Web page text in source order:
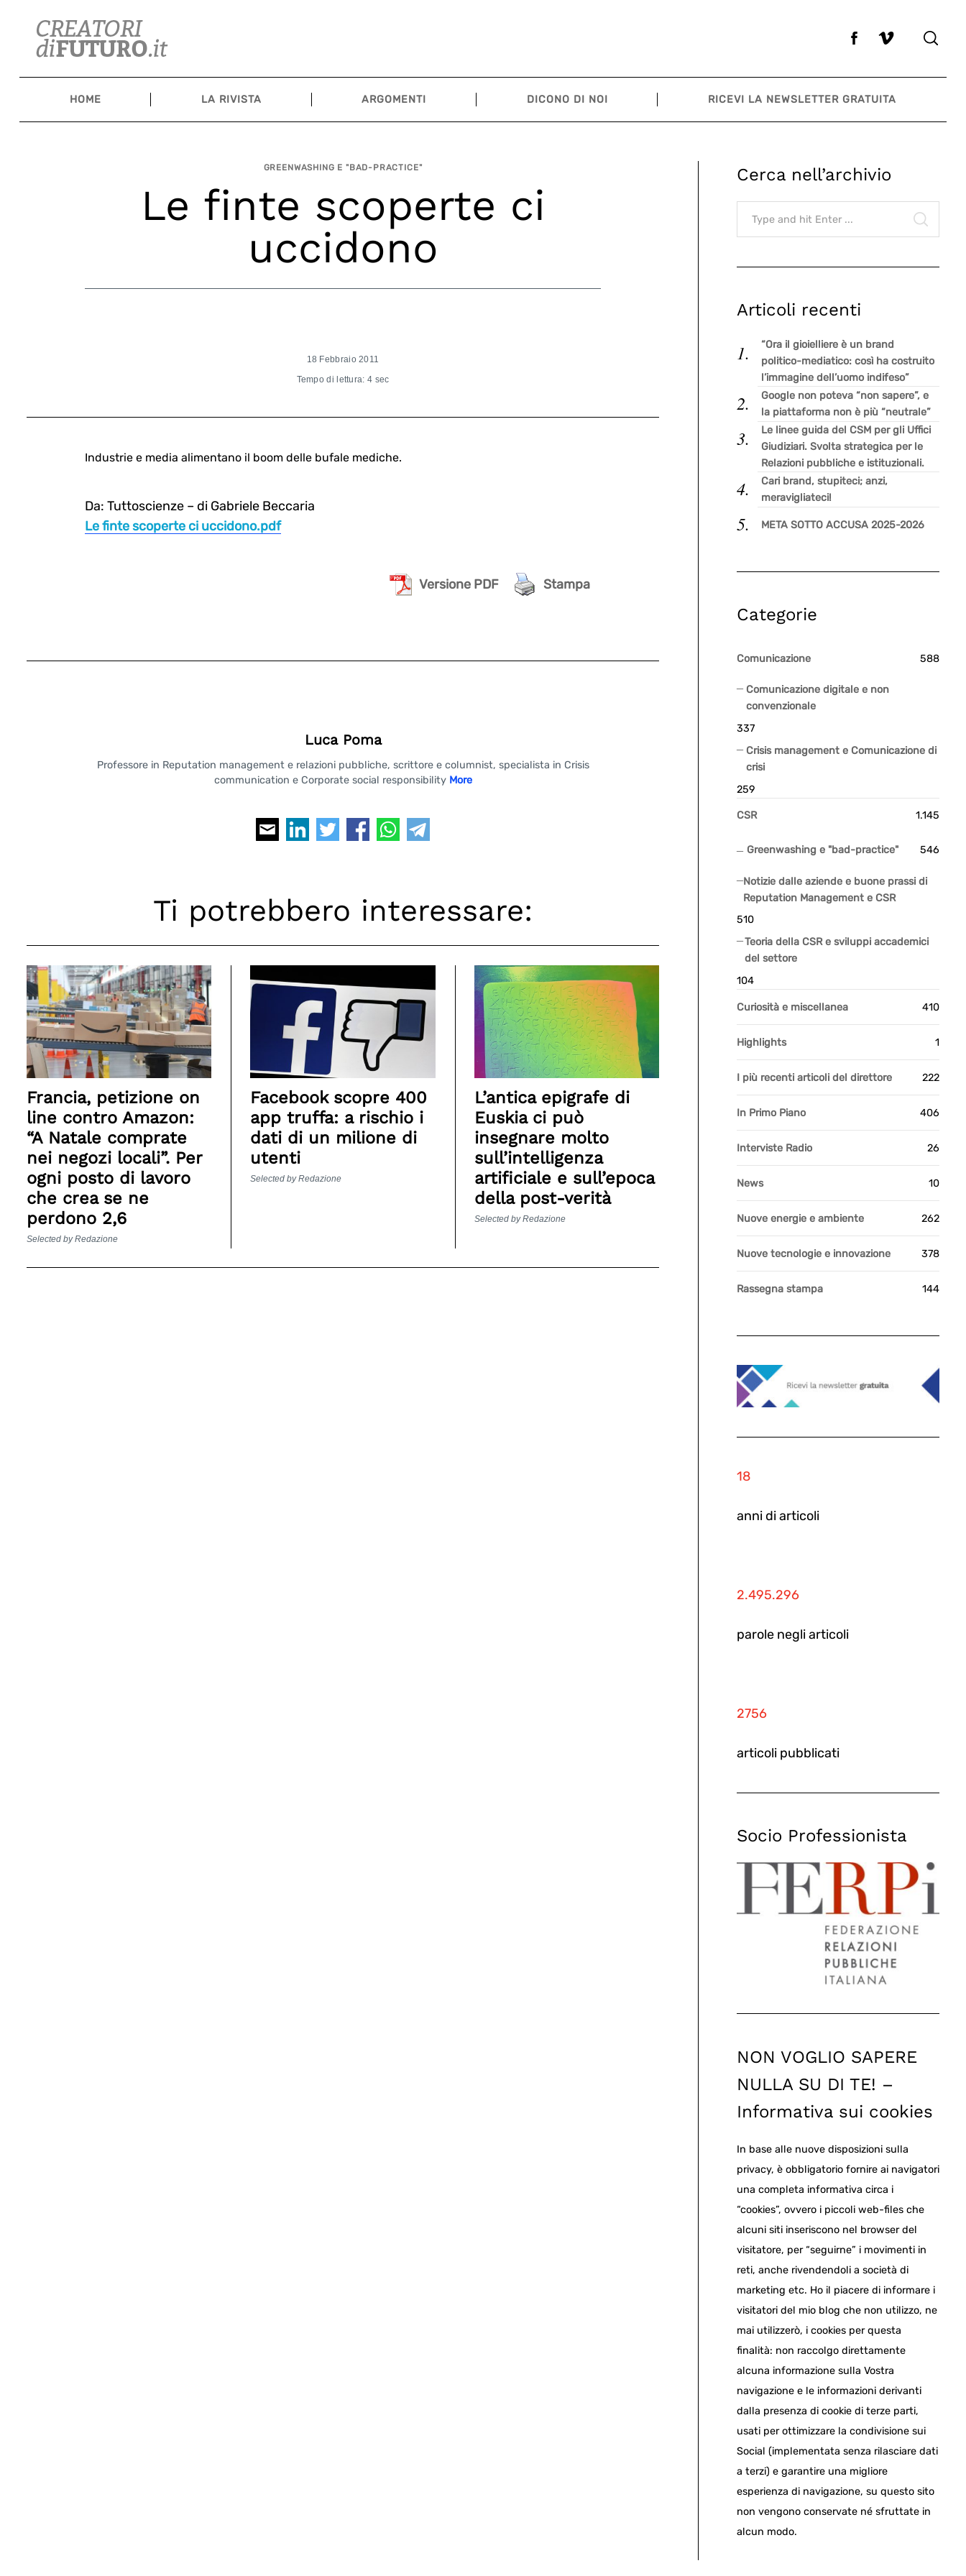
content
HOME LA RIVISTA ARGOMENTI DICONO DI NOI RICEVI LA NEWSLETTER GRATUITA
GREENWASHING E "BAD-PRACTICE"
Le finte scoperte ci
uccidono
18 Febbraio 2011
Tempo di lettura: 4 sec
Industrie e media alimentano il boom delle bufale mediche.
Da: Tuttoscienze – di Gabriele Beccaria
Le finte scoperte ci uccidono.pdf
Versione PDF Stampa
Luca Poma
Professore in Reputation management e relazioni pubbliche, scrittore e columnist, specialista in Crisis
communication e Corporate social responsibility More
Ti potrebbero interessare:
Francia, petizione on
line contro Amazon:
“A Natale comprate
nei negozi locali”. Per
ogni posto di lavoro
che crea se ne
perdono 2,6
Selected by Redazione
Facebook scopre 400
app truffa: a rischio i
dati di un milione di
utenti
Selected by Redazione
L’antica epigrafe di
Euskia ci può
insegnare molto
sull’intelligenza
artificiale e sull’epoca
della post-verità
Selected by Redazione
Cerca nell’archivio
Search
for:
Articoli recenti
“Ora il gioielliere è un brand
politico-mediatico: così ha costruito
l’immagine dell’uomo indifeso”
Google non poteva “non sapere”, e
la piattaforma non è più “neutrale”
Le linee guida del CSM per gli Uffici
Giudiziari. Svolta strategica per le
Relazioni pubbliche e istituzionali.
Cari brand, stupiteci; anzi,
meravigliateci!
META SOTTO ACCUSA 2025-2026
Categorie
Comunicazione 588
Comunicazione digitale e non
convenzionale
337
Crisis management e Comunicazione di
crisi
259
CSR 1.145
Greenwashing e "bad-practice" 546
Notizie dalle aziende e buone prassi di
Reputation Management e CSR
510
Teoria della CSR e sviluppi accademici
del settore
104
Curiosità e miscellanea 410
Highlights 1
I più recenti articoli del direttore 222
In Primo Piano 406
Interviste Radio 26
News 10
Nuove energie e ambiente 262
Nuove tecnologie e innovazione 378
Rassegna stampa 144
18
anni di articoli
2.495.296
parole negli articoli
2756
articoli pubblicati
Socio Professionista
NON VOGLIO SAPERE
NULLA SU DI TE! –
Informativa sui cookies
In base alle nuove disposizioni sulla
privacy, è obbligatorio fornire ai navigatori
una completa informativa circa i
“cookies”, ovvero i piccoli web-files che
alcuni siti inseriscono nel browser del
visitatore, per “seguirne” i movimenti in
reti, anche rivendendoli a società di
marketing etc. Ho il piacere di informare i
visitatori del mio blog che non utilizzo, ne
mai utilizzerò, i cookies per questa
finalità: non raccolgo direttamente
alcuna informazione sulla Vostra
navigazione e le informazioni derivanti
dalla presenza di cookie di terze parti,
usati per ottimizzare la condivisione sui
Social (implementata senza rilasciare dati
a terzi) e garantire una migliore
esperienza di navigazione, su questo sito
non vengono conservate né sfruttate in
alcun modo.
Search
for: